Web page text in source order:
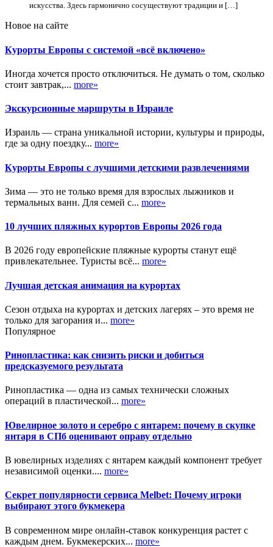
искусства. Здесь гармонично сосуществуют традиции и […]
Новое на сайте
Курорты Европы с системой «всё включено»
Иногда хочется просто отключиться. Не думать о том, сколько
стоит завтрак,... more»
Экскурсионные маршруты в Израиле
Израиль — страна уникальной истории, культуры и природы,
где за одну поездку... more»
Курорты Европы с лучшими детскими развлечениями
Зима — это не только время для взрослых лыжников и
термальных ванн. Для семей с... more»
10 лучших пляжных курортов Европы 2026 года
В 2026 году европейские пляжные курорты станут ещё
привлекательнее. Туристы всё... more»
Лучшая детская анимация на курортах
Сезон отдыха на курортах и детских лагерях – это время не
только для загорания и... more»
Популярное
Ринопластика: как снизить риски и добиться
предсказуемого результата
Ринопластика — одна из самых технически сложных
операций в пластической... more»
Ювелирное золото и серебро с янтарем: почему в скупке
янтаря в СПб оценивают оправу отдельно
В ювелирных изделиях с янтарем каждый компонент требует
независимой оценки.... more»
Секрет популярности сервиса Melbet: Почему игроки
выбирают этого букмекера
В современном мире онлайн-ставок конкуренция растет с
каждым днем. Букмекерских... more»